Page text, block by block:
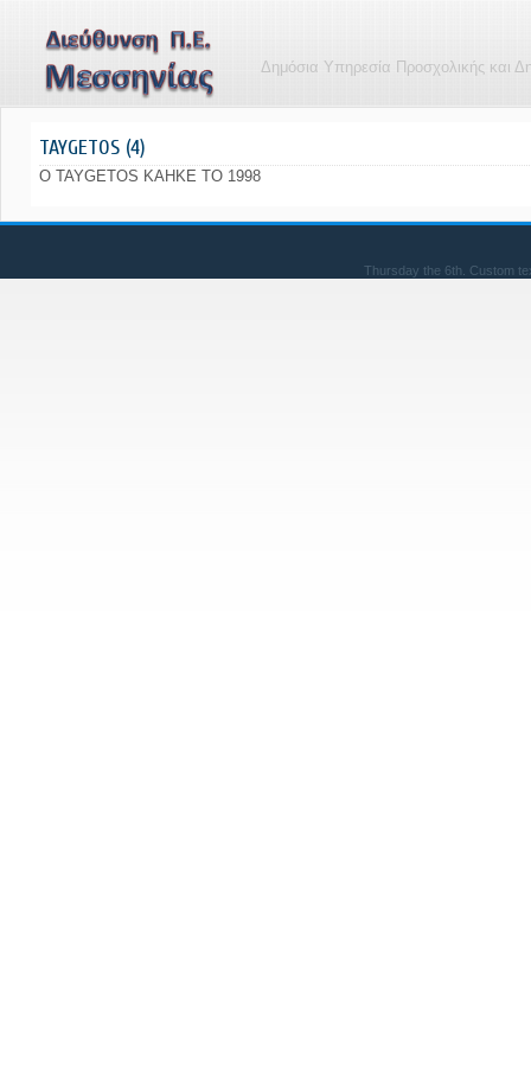
Δημόσια Υπηρεσία Προσχολικής και
TAYGETOS (4)
O TAYGETOS KAHKE TO 1998
Thursday the 6th. Custom